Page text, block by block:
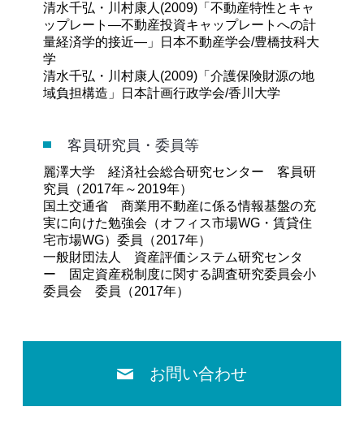
清水千弘・川村康人(2009)「不動産特性とキャ
ップレート―不動産投資キャップレートへの計
量経済学的接近―」日本不動産学会/豊橋技科大
学
清水千弘・川村康人(2009)「介護保険財源の地
域負担構造」日本計画行政学会/香川大学
客員研究員・委員等
麗澤大学 経済社会総合研究センター 客員研
究員（2017年～2019年）
国土交通省 商業用不動産に係る情報基盤の充
実に向けた勉強会（オフィス市場WG・賃貸住
宅市場WG）委員（2017年）
一般財団法人 資産評価システム研究センタ
ー 固定資産税制度に関する調査研究委員会小
委員会 委員（2017年）
お問い合わせ